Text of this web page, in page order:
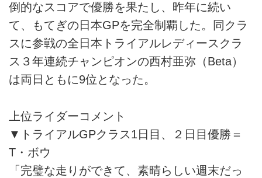
倒的なスコアで優勝を果たし、昨年に続い
て、もてぎの日本GPを完全制覇した。同クラ
スに参戦の全日本トライアルレディースクラ
ス３年連続チャンピオンの西村亜弥（Beta）
は両日ともに9位となった。
上位ライダーコメント
▼トライアルGPクラス1日目、２日目優勝＝
T・ボウ
「完璧な走りができて、素晴らしい週末だっ